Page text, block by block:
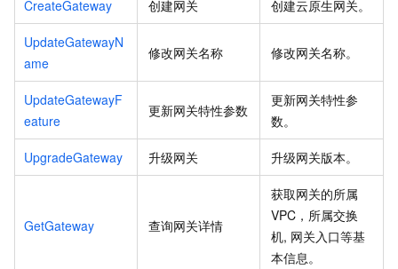
CreateGateway 创建网关 创建云原生网关。
UpdateGatewayN
ame
修改网关名称 修改网关名称。
UpdateGatewayF
eature
更新网关特性参数
更新网关特性参
数。
UpgradeGateway 升级网关 升级网关版本。
GetGateway 查询网关详情
获取网关的所属
VPC，所属交换
机, 网关入口等基
本信息。